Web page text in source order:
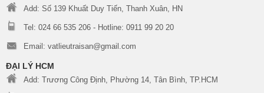
Add: Số 139 Khuất Duy Tiến, Thanh Xuân, HN
Tel: 024 66 535 206 - Hotline: 0911 99 20 20
Email: vatlieutraisan@gmail.com
ĐẠI LÝ HCM
Add: Trương Công Định, Phường 14, Tân Bình, TP.HCM